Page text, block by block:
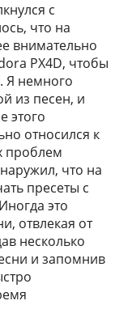
с
что на
внимательно
PX4D, чтобы
Я немного
из песен, и
этого
относился к
проблем
что на
пресеты с
это
отвлекая от
несколько
и запомнив